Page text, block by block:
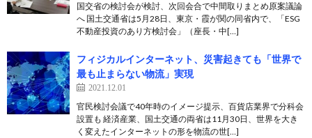
国交省の検討会が検討、次回会合で中間取りまとめ原案議論
へ 国土交通省は5月28日、東京・霞が関の同省内で、「ESG
不動産投資のあり方検討会」（座長・中[…]
フィジカルインターネット、災害起きても「世界で
最も止まらない物流」実現
2021.12.01
官民検討会議で40年時のイメージ提示、百貨店業界で分科会
設置も 経済産業、国土交通の両省は11月30日、世界を大き
く変えたインターネットの形を物流の世[…]